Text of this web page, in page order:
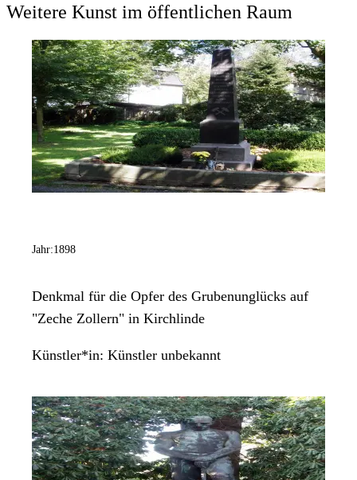
Weitere Kunst im öffentlichen Raum
Jahr:1898
Denkmal für die Opfer des Grubenunglücks auf
"Zeche Zollern" in Kirchlinde
Künstler*in: Künstler unbekannt